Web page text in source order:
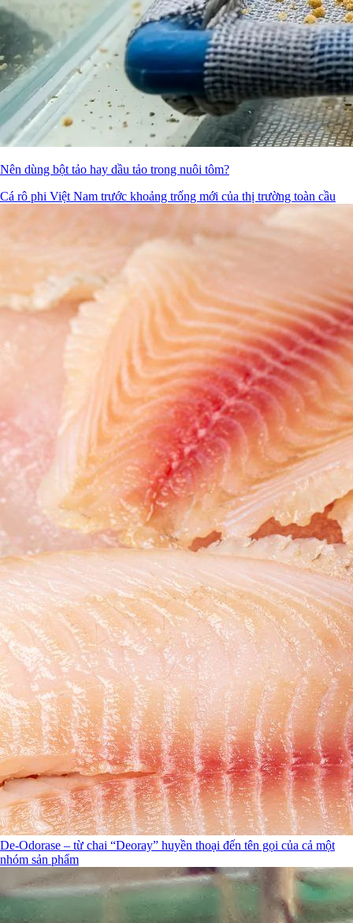
Nên dùng bột tảo hay dầu tảo trong nuôi tôm?
Cá rô phi Việt Nam trước khoảng trống mới của thị trường toàn cầu
De-Odorase – từ chai “Deoray” huyền thoại đến tên gọi của cả một
nhóm sản phẩm